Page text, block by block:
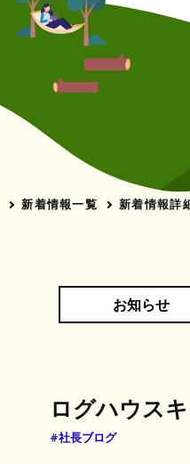
新着情報一覧 新着情報詳
お知らせ
ログハウス
#社長ブログ